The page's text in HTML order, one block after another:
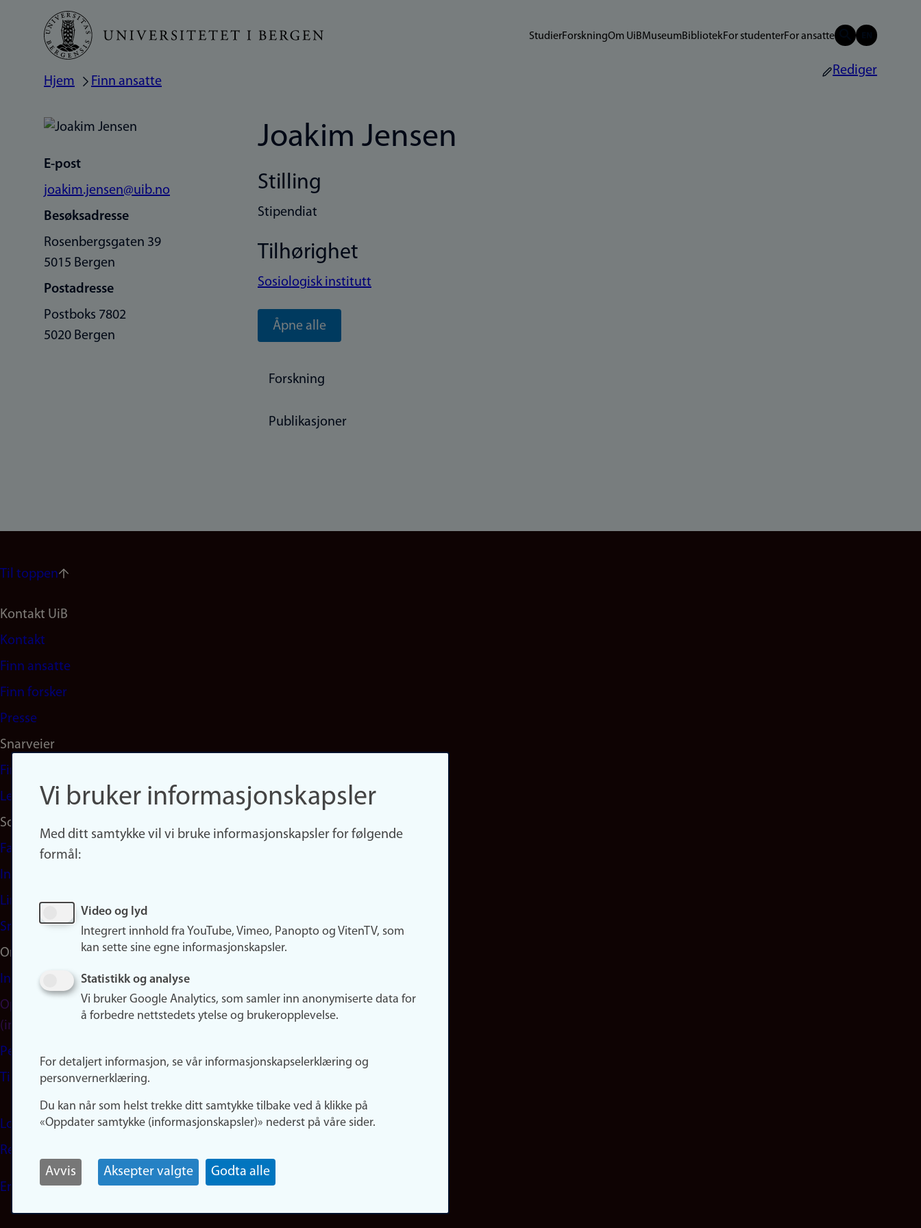
Hopp
hovedinnhold
StudierForskningOm UiBMuseumBibliotekFor studenterFor ansatte
Navigasjonssti
Hjem Finn ansatte
Rediger
E-post
joakim.jensen@uib.no
Besøksadresse
Rosenbergsgaten 39
5015 Bergen
Postadresse
Postboks 7802
5020 Bergen
Joakim Jensen
Stilling
Stipendiat
Tilhørighet
Sosiologisk institutt
Åpne alle
Forskning
Publikasjoner
Til toppen
Footer
navigation
(no)
Kontakt UiB
Kontakt
Finn ansatte
Finn forsker
Presse
Snarveier
Finn studier
Ledige stillinger
Sosiale medier
Facebook
Instagram
LinkedIn
Snapchat
Om nettstedet
Informasjonskapsler
Oppdater samtykke
(informasjonskapsler)
Personvern
Tilgjengelighetserklæring
Logg inn
Rediger din ansattside
English
Vi bruker informasjonskapsler
Med ditt samtykke vil vi bruke informasjonskapsler for følgende
formål:
Video og lyd
Integrert innhold fra YouTube, Vimeo, Panopto og VitenTV, som
kan sette sine egne informasjonskapsler.
Statistikk og analyse
Vi bruker Google Analytics, som samler inn anonymiserte data for
å forbedre nettstedets ytelse og brukeropplevelse.
For detaljert informasjon, se vår informasjonskapselerklæring og
personvernerklæring.
Du kan når som helst trekke ditt samtykke tilbake ved å klikke på
«Oppdater samtykke (informasjonskapsler)» nederst på våre sider.
Avvis Aksepter valgte Godta alle